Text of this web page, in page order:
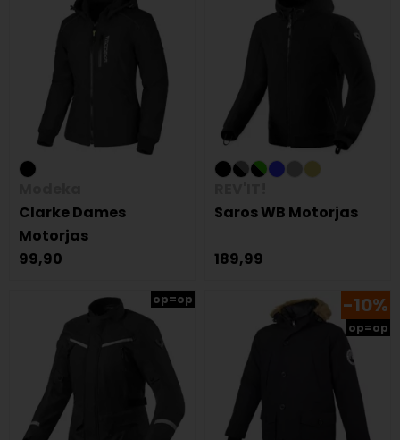
Clarke Dames
Motorjas
99,90
Saros WB Motorjas
189,99
op=op -10%
op=op